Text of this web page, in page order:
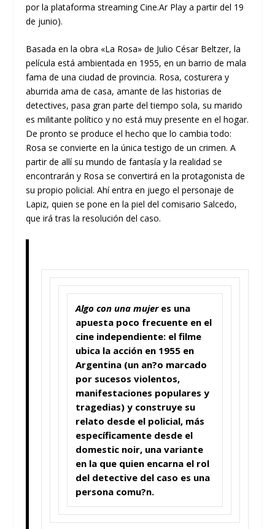
por la plataforma streaming Cine.Ar Play a partir del 19
de junio).
Basada en la obra «La Rosa» de Julio César Beltzer, la
película está ambientada en 1955, en un barrio de mala
fama de una ciudad de provincia. Rosa, costurera y
aburrida ama de casa, amante de las historias de
detectives, pasa gran parte del tiempo sola, su marido
es militante político y no está muy presente en el hogar.
De pronto se produce el hecho que lo cambia todo:
Rosa se convierte en la única testigo de un crimen. A
partir de allí su mundo de fantasía y la realidad se
encontrarán y Rosa se convertirá en la protagonista de
su propio policial. Ahí entra en juego el personaje de
Lapiz, quien se pone en la piel del comisario Salcedo,
que irá tras la resolución del caso.
Algo con una mujeres una
apuesta poco frecuente en el
cine independiente: el filme
ubica la acción en 1955 en
Argentina (un an?o marcado
por sucesos violentos,
manifestaciones populares y
tragedias) y construye su
relato desde el policial, más
específicamente desde el
domestic noir, una variante
en la que quien encarna el rol
del detective del caso es una
persona comu?n.